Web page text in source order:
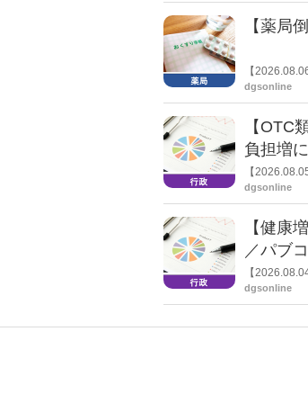
【薬局
【
止し、自己
dgsonline
【OTC
負担増
【
検討会」を
dgsonline
【健康
／パブ
【
した。受診
dgsonline